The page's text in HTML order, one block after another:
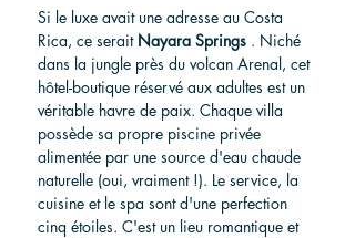
Si le luxe avait une adresse au Costa
Rica, ce serait Nayara Springs . Niché
dans la jungle près du volcan Arenal, cet
hôtel-boutique réservé aux adultes est un
véritable havre de paix. Chaque villa
possède sa propre piscine privée
alimentée par une source d'eau chaude
naturelle (oui, vraiment !). Le service, la
cuisine et le spa sont d'une perfection
cinq étoiles. C'est un lieu romantique et